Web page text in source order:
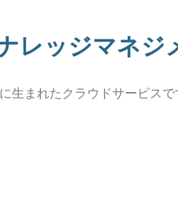
レッジマネジ
生まれたクラウドサービスで